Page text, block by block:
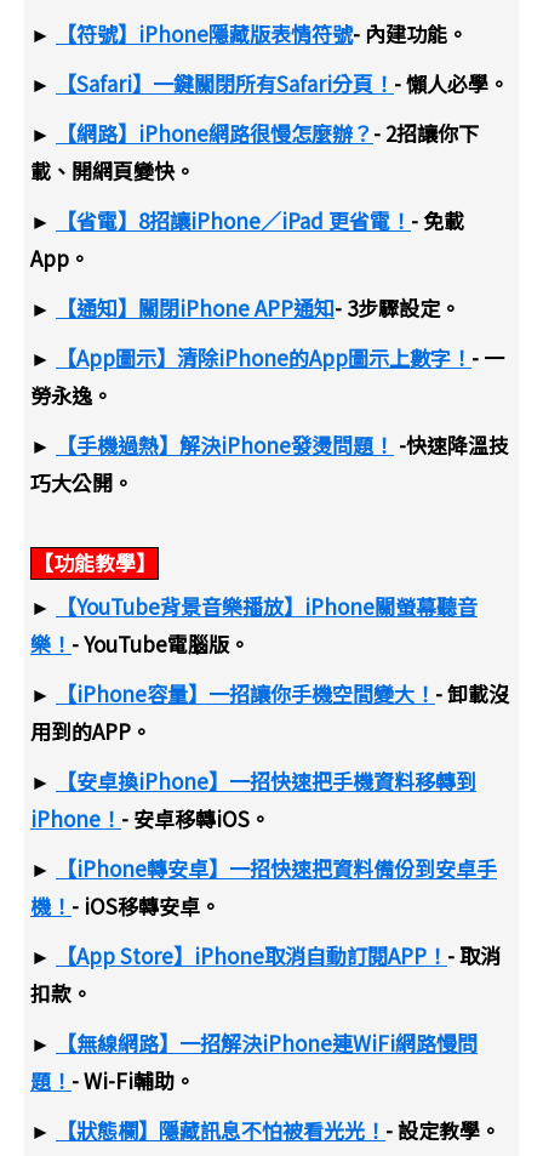
►
【符號】iPhone隱藏版表情符號- 內建功能。
►
【Safari】一鍵關閉所有Safari分頁！ - 懶人必學。
►
【網路】iPhone網路很慢怎麼辦？- 2招讓你下
載、開網頁變快。
►
【省電】8招讓iPhone／iPad 更省電！ - 免載
App。
►
【通知】關閉iPhone APP通知- 3步驟設定。
►
【App圖示】清除iPhone的App圖示上數字！ - 一
勞永逸。
►
【手機過熱】解決iPhone發燙問題！ -快速降溫技
巧大公開。
【功能教學】
►
【YouTube背景音樂播放】iPhone關螢幕聽音
樂！ - YouTube電腦版。
►
【iPhone容量】一招讓你手機空間變大！ - 卸載沒
用到的APP。
►
【安卓換iPhone】一招快速把手機資料移轉到
iPhone！ - 安卓移轉iOS。
►
【iPhone轉安卓】一招快速把資料備份到安卓手
機！ - iOS移轉安卓。
►
【App Store】iPhone取消自動訂閱APP！ - 取消
扣款。
►
【無線網路】一招解決iPhone連WiFi網路慢問
題！ - Wi-Fi輔助。
►
【狀態欄】隱藏訊息不怕被看光光！ - 設定教學。